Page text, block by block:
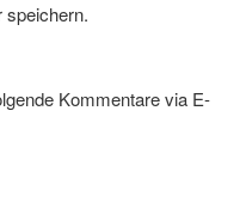
speichern.
Kommentare via E-